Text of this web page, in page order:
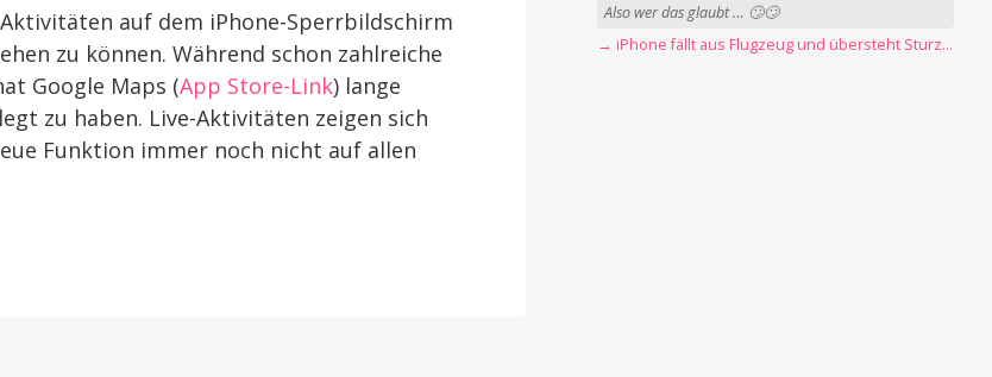
auf dem iPhone-Sperrbildschirm
zu können. Während schon zahlreiche
Google Maps (App Store-Link) lange
zu haben. Live-Aktivitäten zeigen sich
Funktion immer noch nicht auf allen
Also wer das glaubt … 🙄🙄
→ iPhone fällt aus Flugzeug und übersteht Sturz unbeschadet